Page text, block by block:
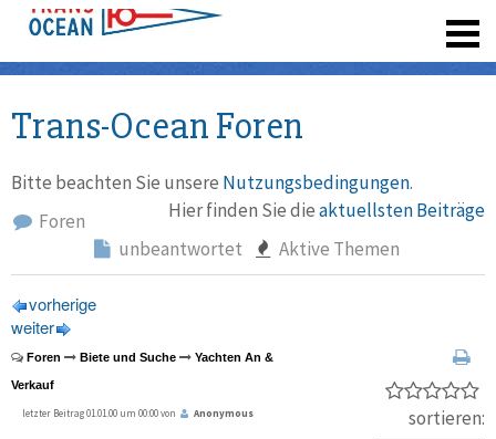
Trans-Ocean Foren
Bitte beachten Sie unsere Nutzungsbedingungen.
Hier finden Sie dieaktuellsten Beiträge
Foren
unbeantwortet
Aktive Themen
vorherige
weiter
Foren Biete und Suche Yachten An &
Verkauf
letzter Beitrag 01.01.00 um 00:00 von Anonymous sortieren: